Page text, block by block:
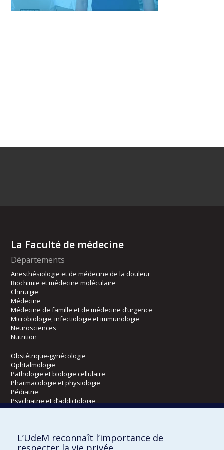
La Faculté de médecine
Départements
Anesthésiologie et de médecine de la douleur
Biochimie et médecine moléculaire
Chirurgie
Médecine
Médecine de famille et de médecine d’urgence
Microbiologie, infectiologie et immunologie
Neurosciences
Nutrition
Obstétrique-gynécologie
Ophtalmologie
Pathologie et biologie cellulaire
Pharmacologie et physiologie
Pédiatrie
Psychiatrie et d’addictologie
Radiologie, radio-oncologie et médecine nucléaire
Écoles
L’UdeM reconnaît l’importance de